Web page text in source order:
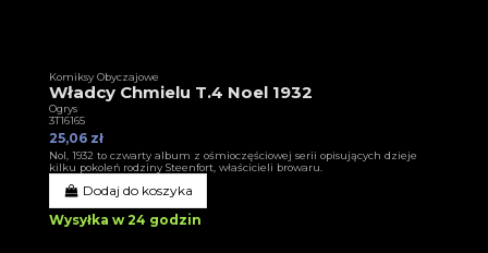
Komiksy Obyczajowe
Władcy Chmielu T.4 Noel 1932
Ogrys
3T16165
25,06 zł
Nol, 1932 to czwarty album z ośmioczęściowej serii opisujących dzieje
kilku pokoleń rodziny Steenfort, właścicieli browaru.
Dodaj do koszyka
Wysyłka w 24 godzin